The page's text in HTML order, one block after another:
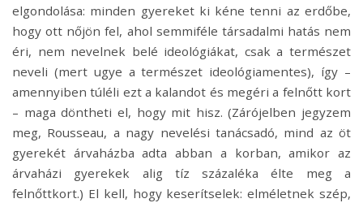
elgondolása: minden gyereket ki kéne tenni az erdőbe,
hogy ott nőjön fel, ahol semmiféle társadalmi hatás nem
éri, nem nevelnek belé ideológiákat, csak a természet
neveli (mert ugye a természet ideológiamentes), így –
amennyiben túléli ezt a kalandot és megéri a felnőtt kort
– maga döntheti el, hogy mit hisz. (Zárójelben jegyzem
meg, Rousseau, a nagy nevelési tanácsadó, mind az öt
gyerekét árvaházba adta abban a korban, amikor az
árvaházi gyerekek alig tíz százaléka élte meg a
felnőttkort.) El kell, hogy keserítselek: elméletnek szép,